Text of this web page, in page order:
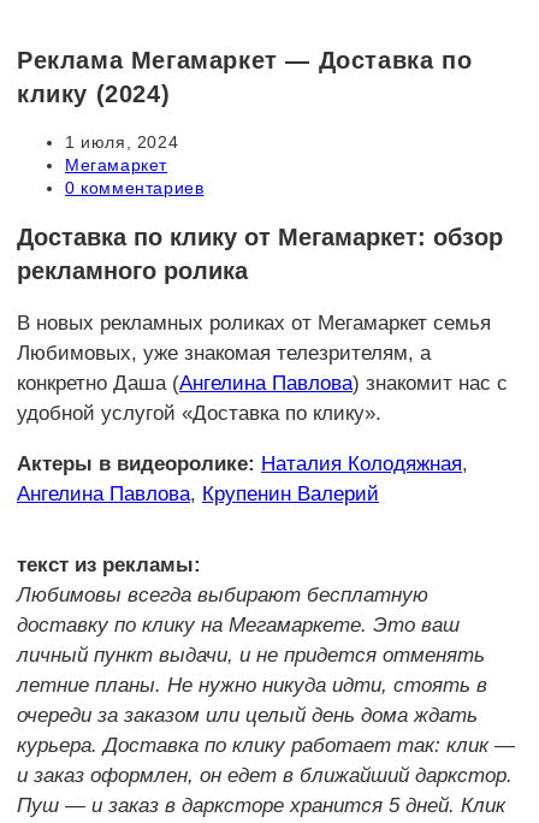
Реклама Мегамаркет — Доставка по
клику (2024)
Запись
опубликована:
1 июля, 2024
Рубрика
записи:
Мегамаркет
Комментарии
записи:
0 комментариев
Доставка по клику от Мегамаркет: обзор
рекламного ролика
В новых рекламных роликах от Мегамаркет семья
Любимовых, уже знакомая телезрителям, а
конкретно Даша (Ангелина Павлова) знакомит нас с
удобной услугой «Доставка по клику».
Актеры в видеоролике: Наталия Колодяжная,
Ангелина Павлова, Крупенин Валерий
текст из рекламы:
Любимовы всегда выбирают бесплатную
доставку по клику на Мегамаркете. Это ваш
личный пункт выдачи, и не придется отменять
летние планы. Не нужно никуда идти, стоять в
очереди за заказом или целый день дома ждать
курьера. Доставка по клику работает так: клик —
и заказ оформлен, он едет в ближайший даркстор.
Пуш — и заказ в дарксторе хранится 5 дней. Клик